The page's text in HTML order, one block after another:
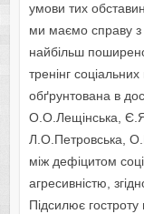
умови тих
ми маємо справу з
найбільш
тренінг
обґрунтована в
О.О.Лещінська,
Л.О.Петровська,
між дефіцитом
агресивністю,
Підсилює